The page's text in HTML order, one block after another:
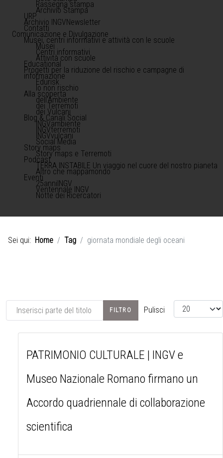
Rassegna stampa
Archivio Stampa
URP
Archivio INGVNewsletter
Contatti
Comunicazione e Divulgazione
Musei, centri informativi e attività con le scuole
Musei
Centri informativi
Attività con scuole
Educational
Progetti per la riduzione del rischio e campagne di
informazione
Edurisk
Io non rischio
Alla scoperta
dell'Ambiente
dei Terremoti
dei Vulcani
Blog & Canali Social
INGVambiente
INGVterremoti
INGVvulcani
Social Media
Story maps
Story maps e Terremoti
Podcast
TERRA INSTABILE Un viaggio nel cuore del nostro pianeta
Altro che mappamondo
Eventi
25anniINGV
Ventennale INGV
Notte dei Ricercatori
Sei qui: Home Tag giornata mondiale degli oceani
Inserisci parte del titolo FILTRO Pulisci Visualizza #
PATRIMONIO CULTURALE | INGV e
Museo Nazionale Romano firmano un
Accordo quadriennale di collaborazione
scientifica